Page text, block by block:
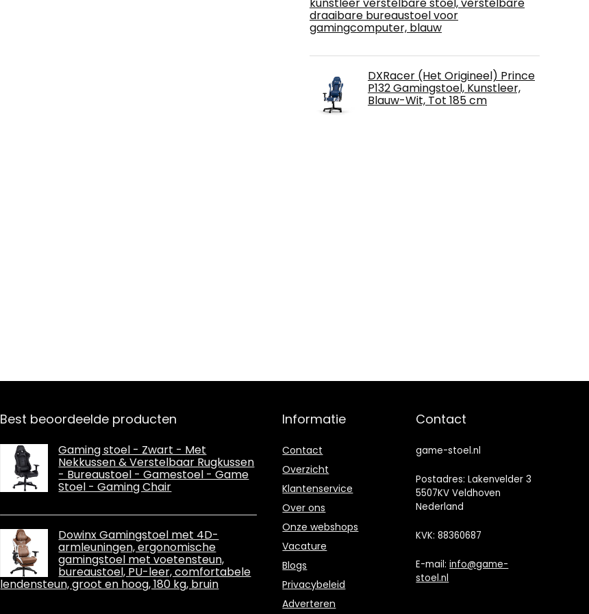
draaibare bureaustoel voor
gamingcomputer, blauw
DXRacer (Het Origineel) Prince
P132 Gamingstoel, Kunstleer,
Blauw-Wit, Tot 185 cm
Best beoordeelde producten
Gaming stoel - Zwart - Met
Nekkussen & Verstelbaar Rugkussen
- Bureaustoel - Gamestoel - Game
Stoel - Gaming Chair
Dowinx Gamingstoel met 4D-
armleuningen, ergonomische
gamingstoel met voetensteun,
bureaustoel, PU-leer, comfortabele
lendensteun, groot en hoog, 180 kg, bruin
Informatie
Contact
Overzicht
Klantenservice
Over ons
Onze webshops
Vacature
Blogs
Privacybeleid
Adverteren
Contact
game-stoel.nl
Postadres: Lakenvelder 3
5507KV Veldhoven
Nederland
KVK: 88360687
E-mail:info@game-
stoel.nl